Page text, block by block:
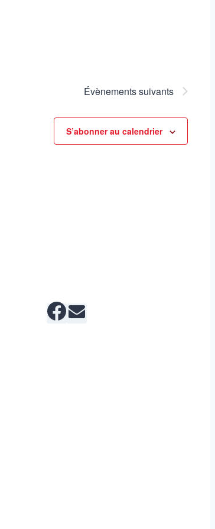
Évènementssuivants
S’abonner au calendrier